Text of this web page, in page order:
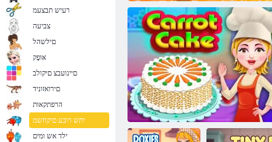
תינוק לוז: זמן לארוחת ערב
רעיש תבצעמ
צביעה
םילשהל
אּופָק
םיינועבצ םיקולב
םירואזוניד
הרפתקאות
יתש רובע םיקחשמ
ילד אש ומים